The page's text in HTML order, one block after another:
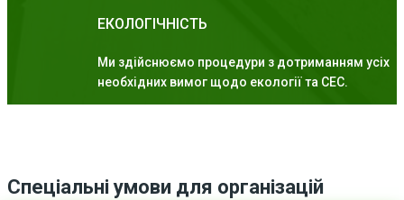
ЕКОЛОГІЧНІСТЬ
Ми здійснюємо процедури з дотриманням усіх
необхідних вимог щодо екології та СЕС.
Спеціальні умови для організацій